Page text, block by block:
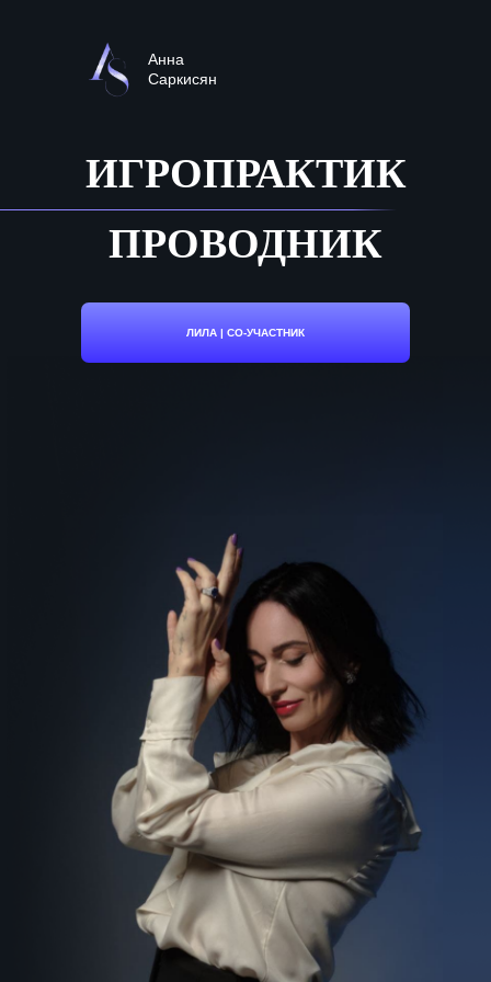
ИГРОПРАКТИК
ПРОВОДНИК
ЛИЛА | СО-УЧАСТНИК
Анна
Саркисян